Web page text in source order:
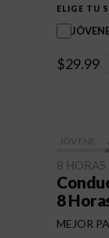
seguridad
pueden
ELIGE TU
$29.99
8 HORAS
8
MEJOR